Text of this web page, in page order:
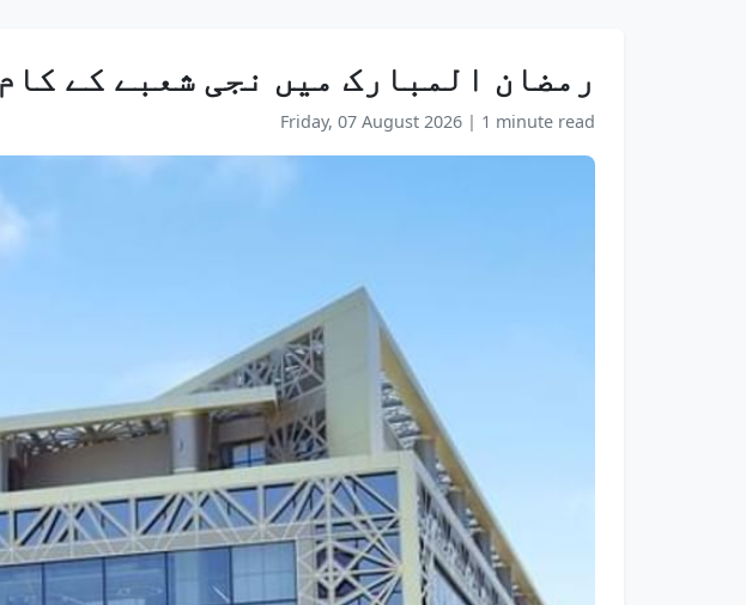
رمضان المبارک میں نجی شعبے کے
Friday, 07 August 2026 | 1 minute read